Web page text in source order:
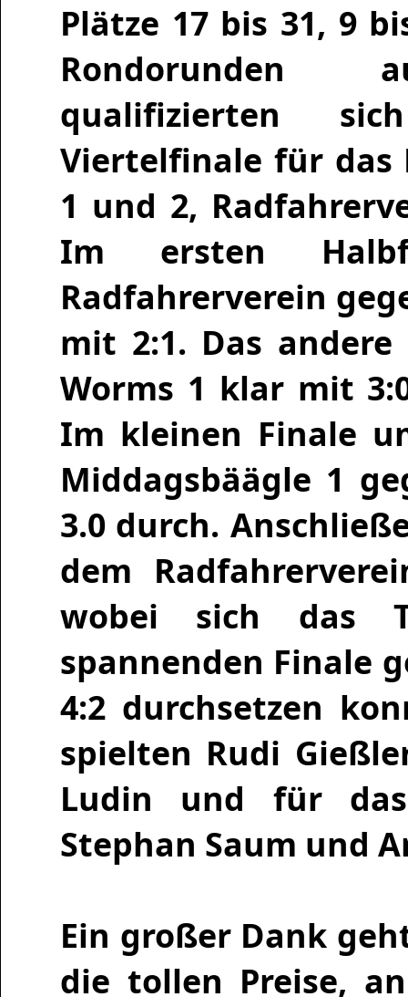
Plätze 17 bis 31, 9
Rondorunden
qualifizierten
Viertelfinale für das
1 und 2,
Im ersten
Radfahrerverein
mit 2:1. Das
Worms 1 klar mit
Im kleinen Finale
Middagsbäägle 1
3.0 durch.
dem
wobei sich das
spannenden Finale
4:2 durchsetzen
spielten Rudi
Ludin und für das
Stephan Saum und
Ein großer Dank
die tollen Preise,